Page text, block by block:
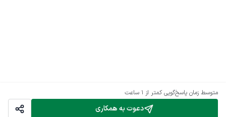
دعوت به همکاری
متوسط زمان پاسخ‌گویی کمتر از 1 ساعت